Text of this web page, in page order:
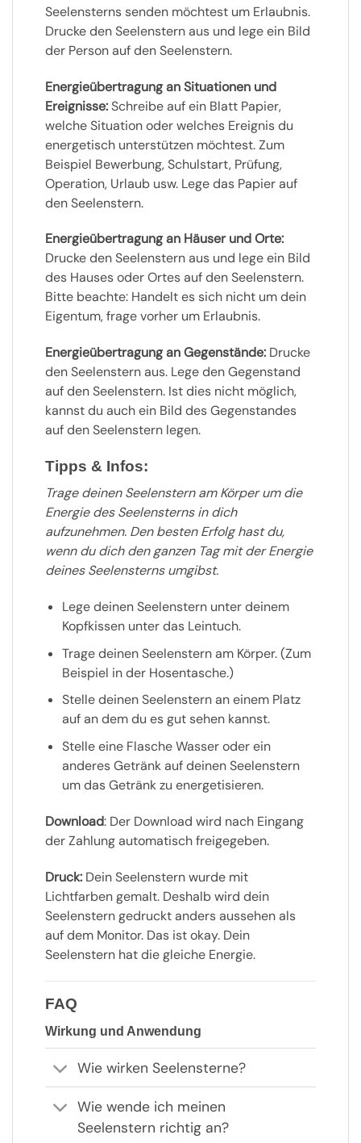
Seelensterns senden möchtest um Erlaubnis.
Drucke den Seelenstern aus und lege ein Bild
der Person auf den Seelenstern.
Energieübertragung an Situationen und
Ereignisse:Schreibe auf ein Blatt Papier,
welche Situation oder welches Ereignis du
energetisch unterstützen möchtest. Zum
Beispiel Bewerbung, Schulstart, Prüfung,
Operation, Urlaub usw. Lege das Papier auf
den Seelenstern.
Energieübertragung an Häuser und Orte:
Drucke den Seelenstern aus und lege ein Bild
des Hauses oder Ortes auf den Seelenstern.
Bitte beachte: Handelt es sich nicht um dein
Eigentum, frage vorher um Erlaubnis.
Energieübertragung an Gegenstände: Drucke
den Seelenstern aus. Lege den Gegenstand
auf den Seelenstern. Ist dies nicht möglich,
kannst du auch ein Bild des Gegenstandes
auf den Seelenstern legen.
Tipps & Infos:
Trage deinen Seelenstern am Körper um die
Energie des Seelensterns in dich
aufzunehmen. Den besten Erfolg hast du,
wenn du dich den ganzen Tag mit der Energie
deines Seelensterns umgibst.
Lege deinen Seelenstern unter deinem
Kopfkissen unter das Leintuch.
Trage deinen Seelenstern am Körper. (Zum
Beispiel in der Hosentasche.)
Stelle deinen Seelenstern an einem Platz
auf an dem du es gut sehen kannst.
Stelle eine Flasche Wasser oder ein
anderes Getränk auf deinen Seelenstern
um das Getränk zu energetisieren.
Download: Der Download wird nach Eingang
der Zahlung automatisch freigegeben.
Druck: Dein Seelenstern wurde mit
Lichtfarben gemalt. Deshalb wird dein
Seelenstern gedruckt anders aussehen als
auf dem Monitor. Das ist okay. Dein
Seelenstern hat die gleiche Energie.
FAQ
Wirkung und Anwendung
Wie wirken Seelensterne?
Wie wende ich meinen
Seelenstern richtig an?